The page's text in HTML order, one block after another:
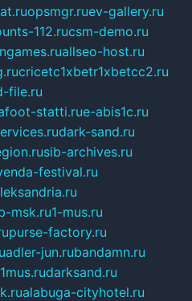
opsmgr.ruev-gallery.ru
112.rucsm-demo.ru
allseo-host.ru
cricetc1xbetr1xbetcc2.ru
file.ru
statti.rue-abis1c.ru
dark-sand.ru
sib-archives.ru
festival.ru
msk.ru1-mus.ru
purse-factory.ru
adler-jun.rubandamn.ru
1mus.rudarksand.ru
alabuga-cityhotel.ru